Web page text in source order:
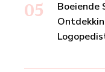
Boeiende